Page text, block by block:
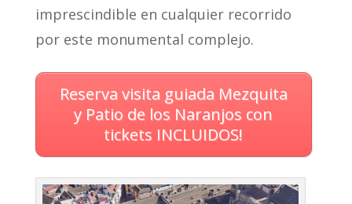
imprescindible en cualquier recorrido
por este monumental complejo.
Reserva visita guiada Mezquita
y Patio de los Naranjos con
tickets INCLUIDOS!